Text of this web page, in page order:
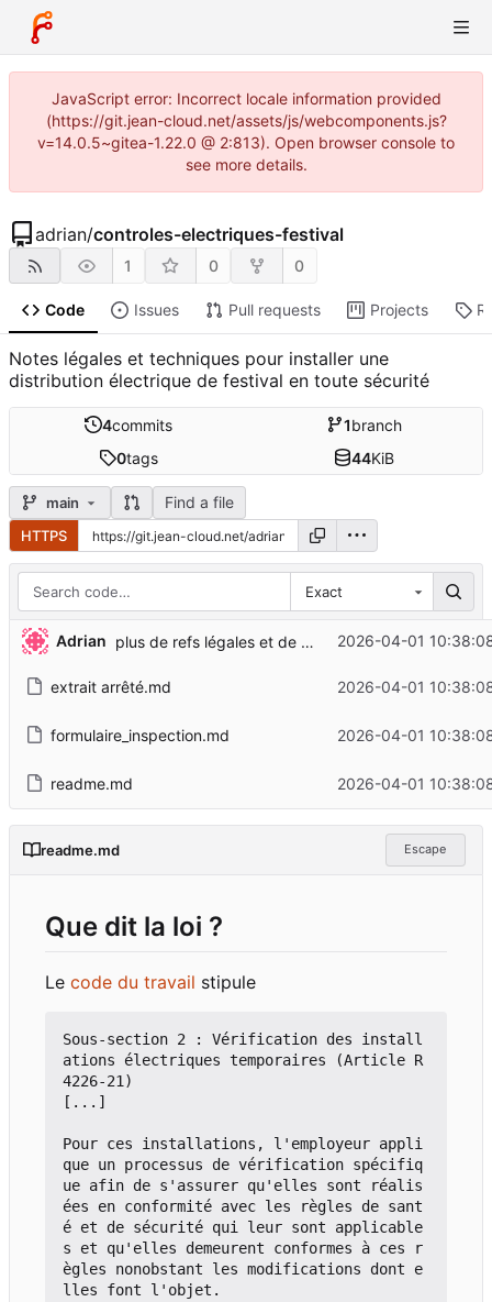
JavaScript error: Incorrect locale information provided
(https://git.jean-cloud.net/assets/js/webcomponents.js?
v=14.0.5~gitea-1.22.0 @ 2:813). Open browser console to
see more details.
adrian/controles-electriques-festival
1 0 0
Code Issues Pull requests Projects
Notes légales et techniques pour installer une
distribution électrique de festival en toute sécurité
4commits 1branch
0tags 44KiB
main Find a file
HTTPS
Exact
Adrian plus de refs légales et de doc pratique 2026-04-01
extrait arrêté.md 2026-04-01
formulaire_inspection.md 2026-04-01
readme.md 2026-04-01
readme.md Escape
Que dit la loi ?
Le code du travail stipule
Sous-section 2 : Vérification des install
ations électriques temporaires (Article R
4226-21)
[...]
Pour ces installations, l'employeur appli
que un processus de vérification spécifiq
ue afin de s'assurer qu'elles sont réalis
ées en conformité avec les règles de sant
é et de sécurité qui leur sont applicable
s et qu'elles demeurent conformes à ces r
ègles nonobstant les modifications dont e
lles font l'objet.